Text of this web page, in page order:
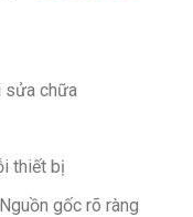
chữa
thiết bị
gốc rõ ràng